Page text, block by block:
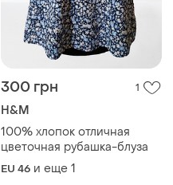
300 грн 1
H&M
100% хлопок отличная
цветочная рубашка-блуза
EU 46 и еще 1